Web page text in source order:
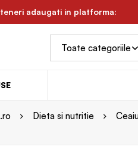
adaugati in platforma:
bio 100% naturale ✌
Dieta si nutritie